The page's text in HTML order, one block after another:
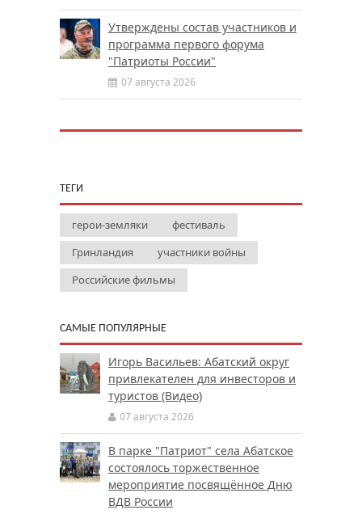
Утверждены состав участников и
программа первого форума
"Патриоты России"
07 августа 2026
ТЕГИ
герои-земляки
фестиваль
Гринландия
участники войны
Российские фильмы
САМЫЕ ПОПУЛЯРНЫЕ
Игорь Васильев: Абатский округ
привлекателен для инвесторов и
туристов (Видео)
07 августа 2026
В парке "Патриот" села Абатское
состоялось торжественное
мероприятие посвящённое Дню
ВДВ России